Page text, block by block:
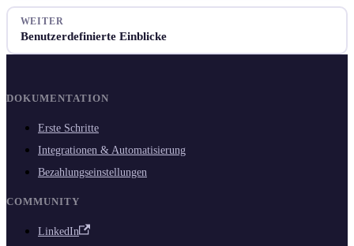
WEITER
Benutzerdefinierte Einblicke
DOKUMENTATION
Erste Schritte
Integrationen & Automatisierung
Bezahlungseinstellungen
COMMUNITY
LinkedIn